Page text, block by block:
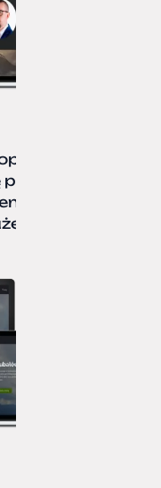
jesień.
przy
stron bez
podpinałem